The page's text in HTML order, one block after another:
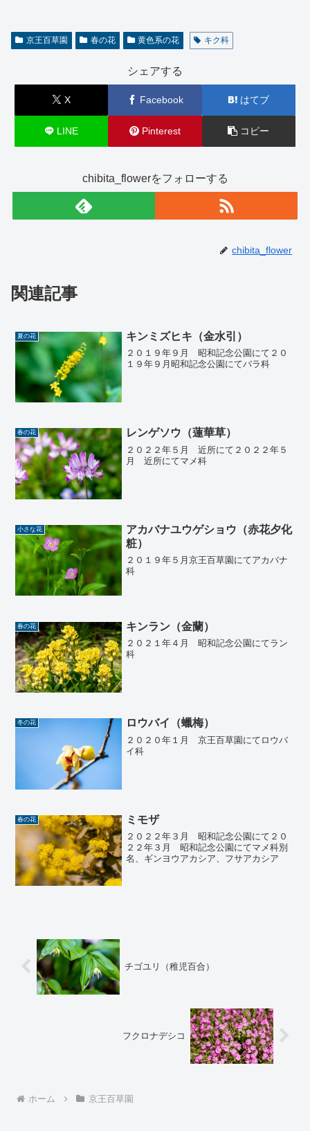
京王百草園 春の花 黄色系の花 キク科
シェアする
X Facebook はてブ
LINE Pinterest コピー
chibita_flowerをフォローする
chibita_flower
関連記事
夏の花 キンミズヒキ（金水引）
２０１９年９月 昭和記念公園にて２０
１９年９月昭和記念公園にてバラ科
春の花 レンゲソウ（蓮華草）
２０２２年５月 近所にて２０２２年５
月 近所にてマメ科
小さな花
アカバナユウゲショウ（赤花夕化
粧）
２０１９年５月京王百草園にてアカバナ
科
春の花 キンラン（金蘭）
２０２１年４月 昭和記念公園にてラン
科
冬の花 ロウバイ（蠟梅）
２０２０年１月 京王百草園にてロウバ
イ科
春の花 ミモザ
２０２２年３月 昭和記念公園にて２０
２２年３月 昭和記念公園にてマメ科別
名、ギンヨウアカシア、フサアカシア
チゴユリ（稚児百合）
フクロナデシコ
ホーム 京王百草園